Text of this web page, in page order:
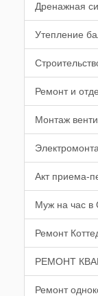
Дренажная
Утепление
Ремонт и
Монтаж
Акт приема-
Муж на час в
Ремонт
РЕМОНТ
Ремонт